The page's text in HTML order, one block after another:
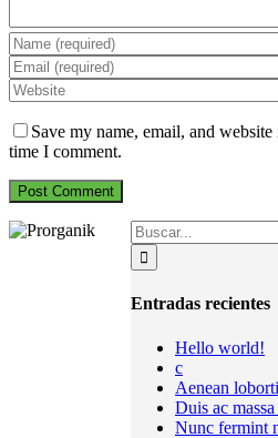
Save my name, email, and
time I comment.
Search
for:
Entradas recientes
Hello world!
c
Aenean
Duis ac
Nunc fermint